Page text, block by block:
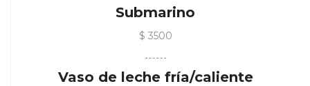
Submarino
$ 3500
Vaso de leche fría/caliente